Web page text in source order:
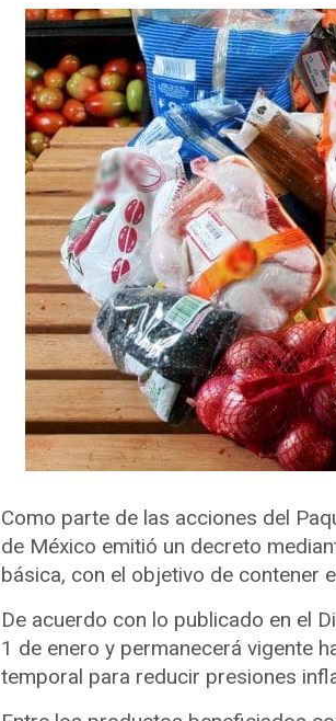
Como parte de las acciones del
de México emitió un decreto
básica, con el objetivo de contener
De acuerdo con lo publicado en el
1 de enero y permanecerá vigente
temporal para reducir presiones